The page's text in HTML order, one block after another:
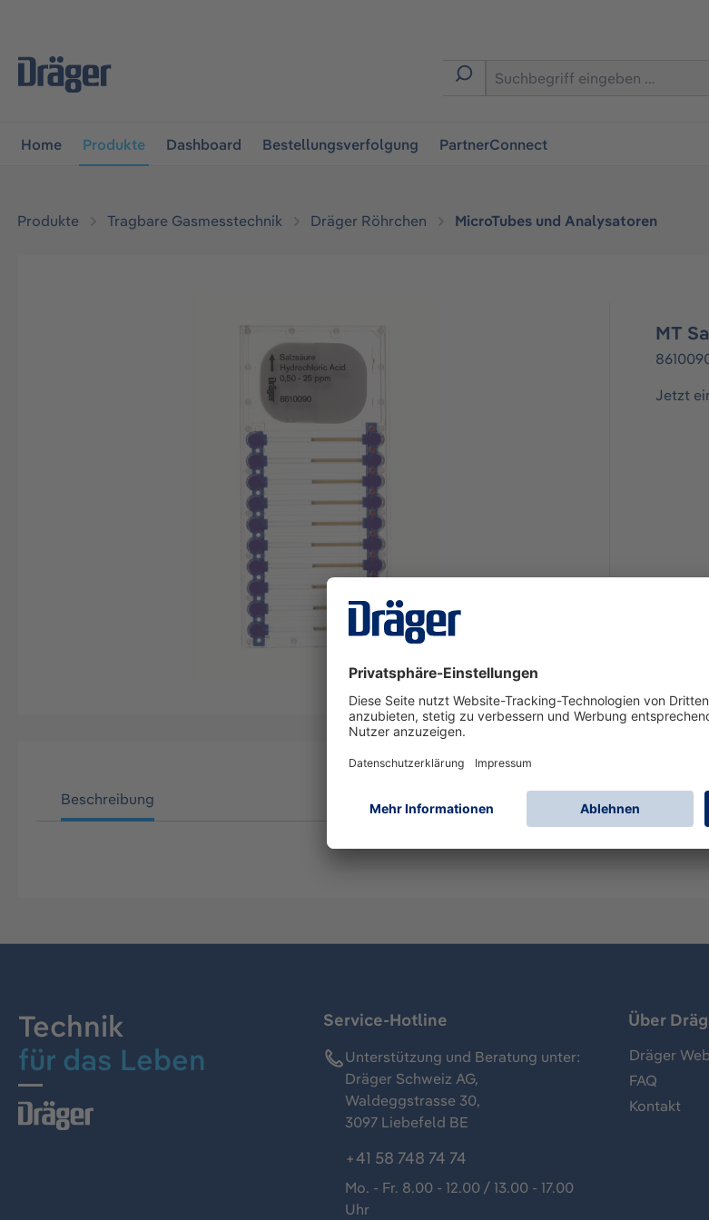
Home Produkte Dashboard Bestellungsverfolgung PartnerConnect
Produkte Tragbare Gasmesstechnik Dräger Röhrchen MicroTubes und Analysatoren
MT
Jetzt
Beschreibung
Technik
für das Leben
Service-Hotline
Unterstützung und Beratung unter:
Dräger Schweiz AG,
Waldeggstrasse 30,
3097 Liebefeld BE
+41 58 748 74 74
Mo. - Fr. 8.00 - 12.00 / 13.00 - 17.00
Uhr
Über
Dräger
FAQ
Kontakt